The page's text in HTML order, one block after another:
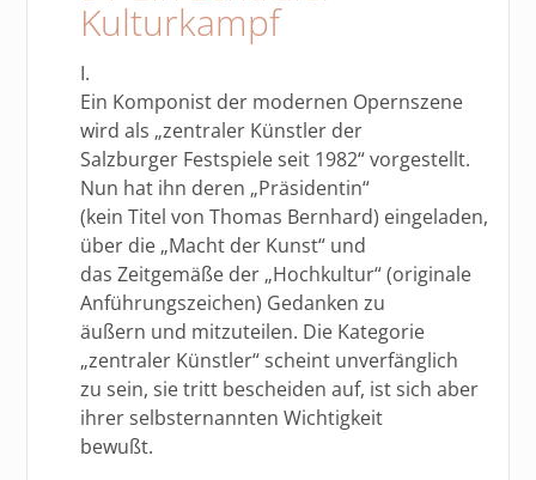
Kulturkampf
I.
Ein Komponist der modernen Opernszene
wird als „zentraler Künstler der
Salzburger Festspiele seit 1982“ vorgestellt.
Nun hat ihn deren „Präsidentin“
(kein Titel von Thomas Bernhard) eingeladen,
über die „Macht der Kunst“ und
das Zeitgemäße der „Hochkultur“ (originale
Anführungszeichen) Gedanken zu
äußern und mitzuteilen. Die Kategorie
„zentraler Künstler“ scheint unverfänglich
zu sein, sie tritt bescheiden auf, ist sich aber
ihrer selbsternannten Wichtigkeit
bewußt.